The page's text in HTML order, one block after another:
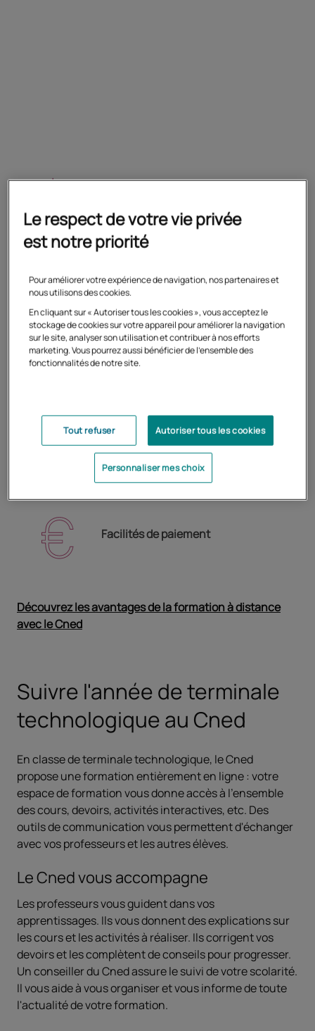
Suivi individualisé
Corrections personnalisées
Forums entre inscrits
Facilités de paiement
Découvrez les avantages de la formation à distance
avec le Cned
Suivre l'année de terminale
technologique au Cned
En classe de terminale technologique, le Cned
propose une formation entièrement en ligne : votre
espace de formation vous donne accès à l’ensemble
des cours, devoirs, activités interactives, etc. Des
outils de communication vous permettent d'échanger
avec vos professeurs et les autres élèves.
Le Cned vous accompagne
Les professeurs vous guident dans vos
apprentissages. Ils vous donnent des explications sur
les cours et les activités à réaliser. Ils corrigent vos
devoirs et les complètent de conseils pour progresser.
Un conseiller du Cned assure le suivi de votre scolarité.
Il vous aide à vous organiser et vous informe de toute
l'actualité de votre formation.
Le respect de votre vie privée
est notre priorité
Pour améliorer votre expérience de navigation, nos partenaires et
nous utilisons des cookies.
En cliquant sur « Autoriser tous les cookies », vous acceptez le
stockage de cookies sur votre appareil pour améliorer la navigation
sur le site, analyser son utilisation et contribuer à nos efforts
marketing. Vous pourrez aussi bénéficier de l'ensemble des
fonctionnalités de notre site.
Tout refuser Autoriser tous les cookies
Personnaliser mes choix